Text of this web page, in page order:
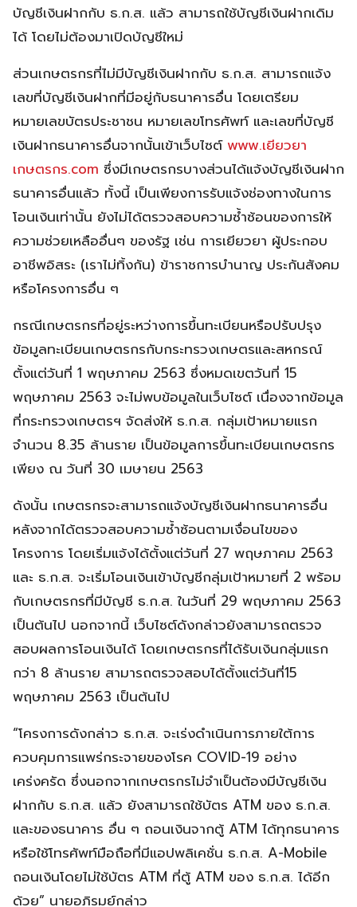
บัญชีเงินฝากกับ ธ.ก.ส. แล้ว สามารถใช้บัญชีเงินฝากเดิม
ได้ โดยไม่ต้องมาเปิดบัญชีใหม่
ส่วนเกษตรกรที่ไม่มีบัญชีเงินฝากกับ ธ.ก.ส. สามารถแจ้ง
เลขที่บัญชีเงินฝากที่มีอยู่กับธนาคารอื่น โดยเตรียม
หมายเลขบัตรประชาชน หมายเลขโทรศัพท์ และเลขที่บัญชี
เงินฝากธนาคารอื่นจากนั้นเข้าเว็บไซต์ www.เยียวยา
เกษตรกร.com ซึ่งมีเกษตรกรบางส่วนได้แจ้งบัญชีเงินฝาก
ธนาคารอื่นแล้ว ทั้งนี้ เป็นเพียงการรับแจ้งช่องทางในการ
โอนเงินเท่านั้น ยังไม่ได้ตรวจสอบความซ้ำซ้อนของการให้
ความช่วยเหลืออื่นๆ ของรัฐ เช่น การเยียวยา ผู้ประกอบ
อาชีพอิสระ (เราไม่ทิ้งกัน) ข้าราชการบำนาญ ประกันสังคม
หรือโครงการอื่น ๆ
กรณีเกษตรกรที่อยู่ระหว่างการขึ้นทะเบียนหรือปรับปรุง
ข้อมูลทะเบียนเกษตรกรกับกระทรวงเกษตรและสหกรณ์
ตั้งแต่วันที่ 1 พฤษภาคม 2563 ซึ่งหมดเขตวันที่ 15
พฤษภาคม 2563 จะไม่พบข้อมูลในเว็บไซต์ เนื่องจากข้อมูล
ที่กระทรวงเกษตรฯ จัดส่งให้ ธ.ก.ส. กลุ่มเป้าหมายแรก
จำนวน 8.35 ล้านราย เป็นข้อมูลการขึ้นทะเบียนเกษตรกร
เพียง ณ วันที่ 30 เมษายน 2563
ดังนั้น เกษตรกรจะสามารถแจ้งบัญชีเงินฝากธนาคารอื่น
หลังจากได้ตรวจสอบความซ้ำซ้อนตามเงื่อนไขของ
โครงการ โดยเริ่มแจ้งได้ตั้งแต่วันที่ 27 พฤษภาคม 2563
และ ธ.ก.ส. จะเริ่มโอนเงินเข้าบัญชีกลุ่มเป้าหมายที่ 2 พร้อม
กับเกษตรกรที่มีบัญชี ธ.ก.ส. ในวันที่ 29 พฤษภาคม 2563
เป็นต้นไป นอกจากนี้ เว็บไซต์ดังกล่าวยังสามารถตรวจ
สอบผลการโอนเงินได้ โดยเกษตรกรที่ได้รับเงินกลุ่มแรก
กว่า 8 ล้านราย สามารถตรวจสอบได้ตั้งแต่วันที่15
พฤษภาคม 2563 เป็นต้นไป
“โครงการดังกล่าว ธ.ก.ส. จะเร่งดำเนินการภายใต้การ
ควบคุมการแพร่กระจายของโรค COVID-19 อย่าง
เคร่งครัด ซึ่งนอกจากเกษตรกรไม่จำเป็นต้องมีบัญชีเงิน
ฝากกับ ธ.ก.ส. แล้ว ยังสามารถใช้บัตร ATM ของ ธ.ก.ส.
และของธนาคาร อื่น ๆ ถอนเงินจากตู้ ATM ได้ทุกธนาคาร
หรือใช้โทรศัพท์มือถือที่มีแอปพลิเคชั่น ธ.ก.ส. A-Mobile
ถอนเงินโดยไม่ใช้บัตร ATM ที่ตู้ ATM ของ ธ.ก.ส. ได้อีก
ด้วย” นายอภิรมย์กล่าว